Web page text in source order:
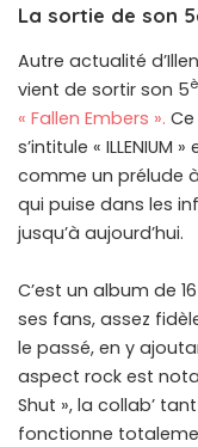
La sortie de son
Autre actualité
vient de sortir son 5
« Fallen Embers ».
s’intitule «
comme un prélude à
qui puise dans les
jusqu’à aujourd’hui.
C’est un album de
ses fans, assez
le passé, en y
aspect rock est
Shut », la collab’
fonctionne